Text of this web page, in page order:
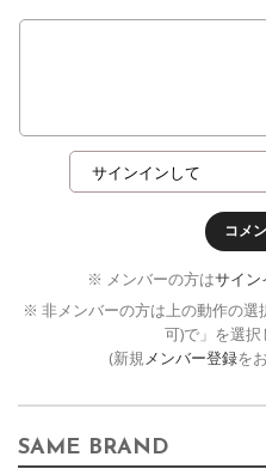
コメ
※ メンバーの方はサイン
※ 非メンバーの方は上の動作の選
可)で」を選択
(新規メンバー登録を
SAME BRAND